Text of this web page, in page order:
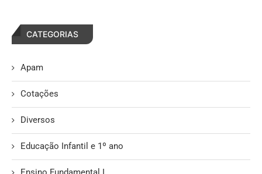
CATEGORIAS
Apam
Cotações
Diversos
Educação Infantil e 1º ano